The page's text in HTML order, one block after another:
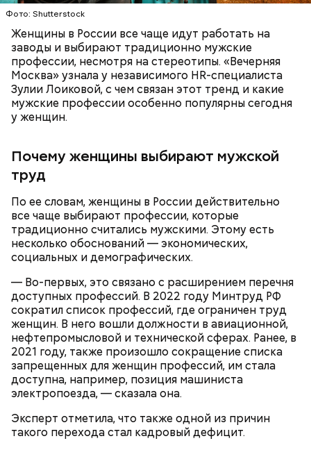
Фото: Shutterstock
Женщины в России все чаще идут работать на
заводы и выбирают традиционно мужские
профессии, несмотря на стереотипы. «Вечерняя
Москва» узнала у независимого HR-специалиста
Зулии Лоиковой, с чем связан этот тренд и какие
мужские профессии особенно популярны сегодня
у женщин.
Почему женщины выбирают мужской
труд
По ее словам, женщины в России действительно
все чаще выбирают профессии, которые
традиционно считались мужскими. Этому есть
несколько обоснований — экономических,
социальных и демографических.
— Во-первых, это связано с расширением перечня
доступных профессий. В 2022 году Минтруд РФ
сократил список профессий, где ограничен труд
женщин. В него вошли должности в авиационной,
нефтепромысловой и технической сферах. Ранее, в
2021 году, также произошло сокращение списка
запрещенных для женщин профессий, им стала
доступна, например, позиция машиниста
электропоезда, — сказала она.
Эксперт отметила, что также одной из причин
такого перехода стал кадровый дефицит.
Фото: Shutterstock